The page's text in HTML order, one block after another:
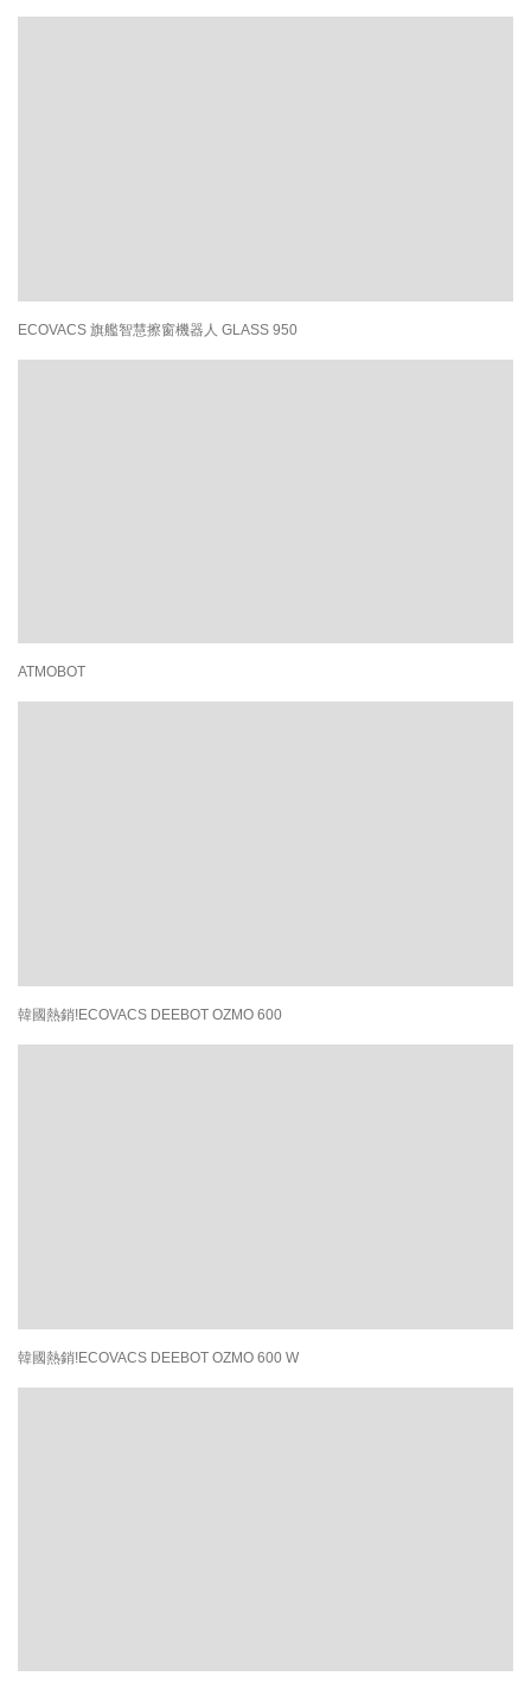
ECOVACS 旗艦智慧擦窗機器人 GLASS 950
ATMOBOT
韓國熱銷!ECOVACS DEEBOT OZMO 600
韓國熱銷!ECOVACS DEEBOT OZMO 600 W